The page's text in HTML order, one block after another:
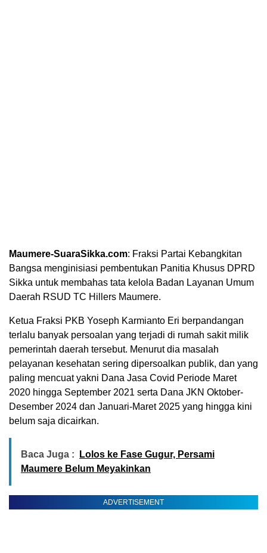
Maumere-SuaraSikka.com: Fraksi Partai Kebangkitan
Bangsa menginisiasi pembentukan Panitia Khusus DPRD
Sikka untuk membahas tata kelola Badan Layanan Umum
Daerah RSUD TC Hillers Maumere.
Ketua Fraksi PKB Yoseph Karmianto Eri berpandangan
terlalu banyak persoalan yang terjadi di rumah sakit milik
pemerintah daerah tersebut. Menurut dia masalah
pelayanan kesehatan sering dipersoalkan publik, dan yang
paling mencuat yakni Dana Jasa Covid Periode Maret
2020 hingga September 2021 serta Dana JKN Oktober-
Desember 2024 dan Januari-Maret 2025 yang hingga kini
belum saja dicairkan.
Baca Juga :
Lolos ke Fase Gugur, Persami
Maumere Belum Meyakinkan
ADVERTISEMENT